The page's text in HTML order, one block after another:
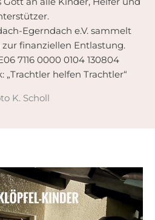
Egerndach e.V. sammelt
finanziellen Entlastung.
7116 0000 0104 130804
„Trachtler helfen Trachtler“
K. Scholl